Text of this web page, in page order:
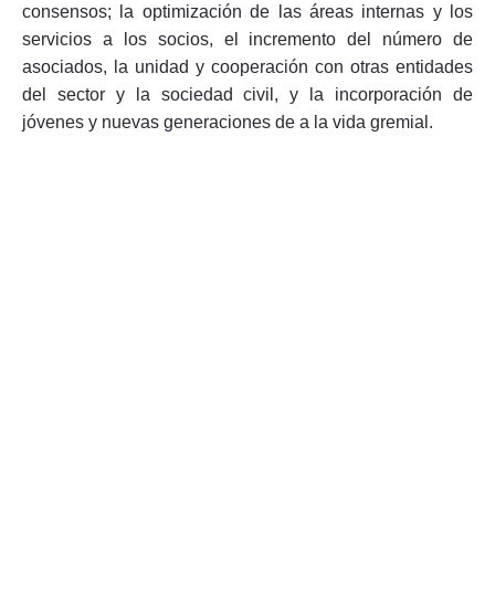
consensos; la optimización de las áreas internas y los
servicios a los socios, el incremento del número de
asociados, la unidad y cooperación con otras entidades
del sector y la sociedad civil, y la incorporación de
jóvenes y nuevas generaciones de a la vida gremial.